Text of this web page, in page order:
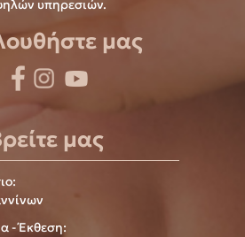
υπηρεσιών.
μας
μας
- Έκθεση: